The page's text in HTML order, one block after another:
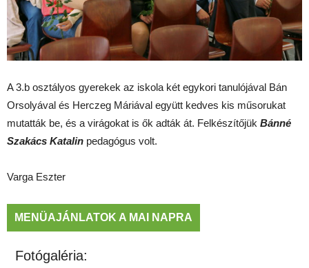
A 3.b osztályos gyerekek az iskola két egykori tanulójával Bán
Orsolyával és Herczeg Máriával együtt kedves kis műsorukat
mutatták be, és a virágokat is ők adták át. Felkészítőjük Bánné
Szakács Katalin pedagógus volt.
Varga Eszter
MENÜAJÁNLATOK A MAI NAPRA
Fotógaléria: